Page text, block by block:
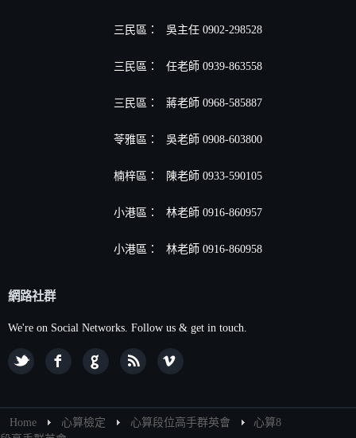
三民區： 吳主任 0902-298528
三民區： 任老師 0939-863558
三民區： 蔣老師 0968-585887
苓雅區： 吳老師 0908-603800
楠梓區： 陳老師 0933-590105
小港區 ： 林老師 0916-860957
小港區 ： 林老師 0916-860958
網路社群
We're on Social Networks. Follow us & get in touch.
Home 心算檢定 心算段位高手群英會
心算8